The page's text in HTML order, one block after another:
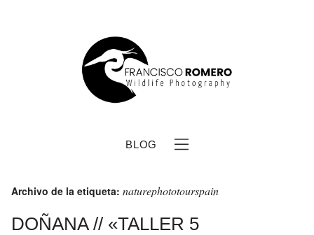
BLOG
Archivo de la etiqueta: naturephototourspain
DOÑANA // «TALLER 5